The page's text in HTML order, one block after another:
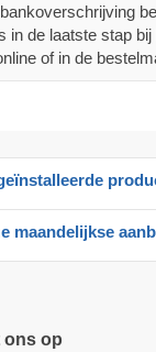
in de laatste stap bij
of in de
ons op